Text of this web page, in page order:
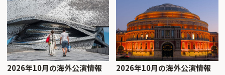
2026年10月の海外公演情報
2026年10月の海外公演情報